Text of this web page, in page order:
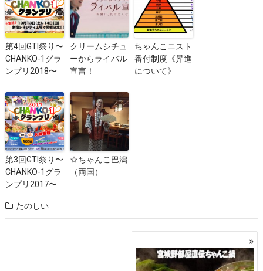
第4回GTI祭り〜
CHANKO-1グラ
ンプリ2018〜
クリームシチュ
ーからライバル
宣言！
ちゃんこニスト
番付制度《昇進
について》
第3回GTI祭り〜
CHANKO-1グラ
ンプリ2017〜
☆ちゃんこ巴潟
（両国）
たのしい